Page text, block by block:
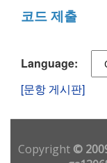
코드 제출
Language:
[문항 게시판]
Copyright©